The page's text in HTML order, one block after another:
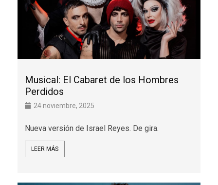
Musical: El Cabaret de los Hombres
Perdidos
24 noviembre, 2025
Nueva versión de Israel Reyes. De gira.
LEER MÁS